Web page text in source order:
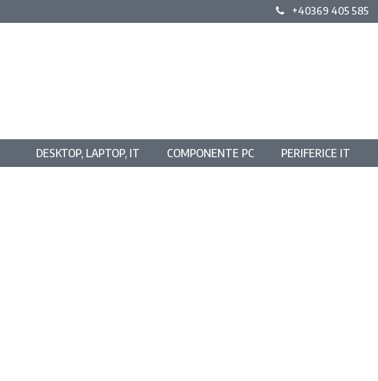
+40369 405 585
DESKTOP, LAPTOP, IT COMPONENTE PC PERIFERICE IT